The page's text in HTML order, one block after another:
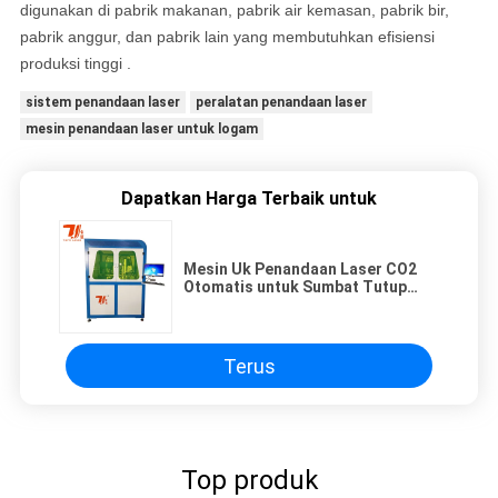
digunakan di pabrik makanan, pabrik air kemasan, pabrik bir,
pabrik anggur, dan pabrik lain yang membutuhkan efisiensi
produksi tinggi .
sistem penandaan laser
peralatan penandaan laser
mesin penandaan laser untuk logam
Dapatkan Harga Terbaik untuk
Mesin Uk Penandaan Laser CO2
Otomatis untuk Sumbat Tutup
Terus
Top produk